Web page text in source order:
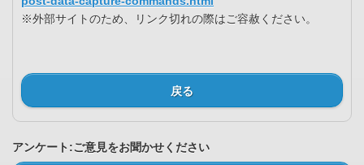
※外部サイトのため、リンク切れの際はご容赦ください。
戻る
アンケート:ご意見をお聞かせください